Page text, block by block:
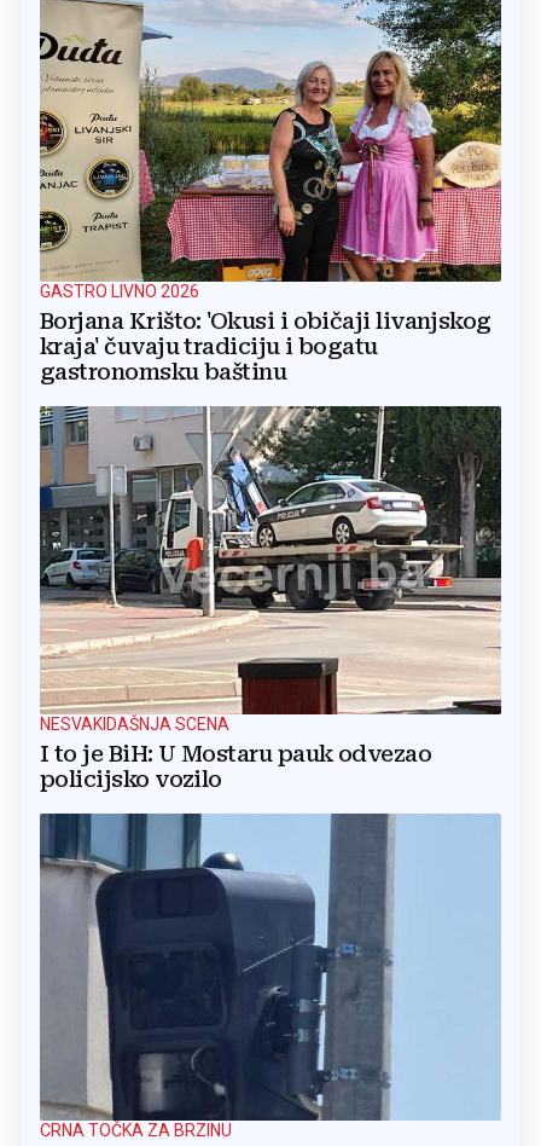
GASTRO LIVNO 2026
Borjana Krišto: 'Okusi i običaji livanjskog
kraja' čuvaju tradiciju i bogatu
gastronomsku baštinu
NESVAKIDAŠNJA SCENA
I to je BiH: U Mostaru pauk odvezao
policijsko vozilo
CRNA TOČKA ZA BRZINU